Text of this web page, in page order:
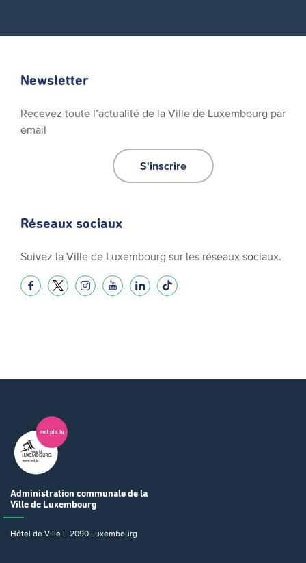
Newsletter
Recevez toute l’actualité de la Ville de Luxembourg par
email
S'inscrire
Réseaux sociaux
Suivez la Ville de Luxembourg sur les réseaux sociaux.
Administration communale de la
Ville de Luxembourg
Hôtel de Ville L-2090 Luxembourg